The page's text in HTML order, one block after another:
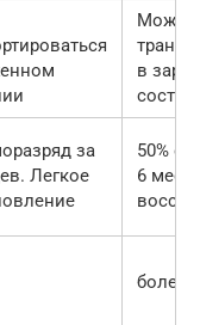
Может
в
за
Легкое
50%
6
более